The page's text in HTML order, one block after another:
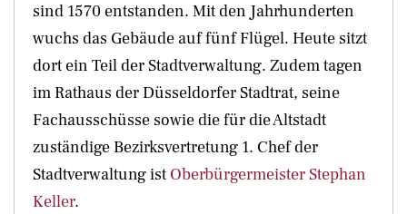
sind 1570 entstanden. Mit den Jahrhunderten
wuchs das Gebäude auf fünf Flügel. Heute sitzt
dort ein Teil der Stadtverwaltung. Zudem tagen
im Rathaus der Düsseldorfer Stadtrat, seine
Fachausschüsse sowie die für die Altstadt
zuständige Bezirksvertretung 1. Chef der
Stadtverwaltung ist Oberbürgermeister Stephan
Keller.